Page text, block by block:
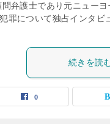
弁護士であり元ニュー
罪について独占インタビ
続きを読
0